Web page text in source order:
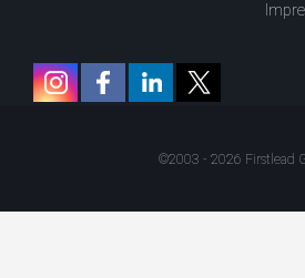
©2003 - 2026 Firstlead